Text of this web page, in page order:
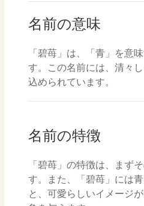
名前の意味
「碧苺」は、「青」を意
す。この名前には、清々
込められています。
名前の特徴
「碧苺」の特徴は、まず
す。また、「碧苺」には
と、可愛らしいイメージ